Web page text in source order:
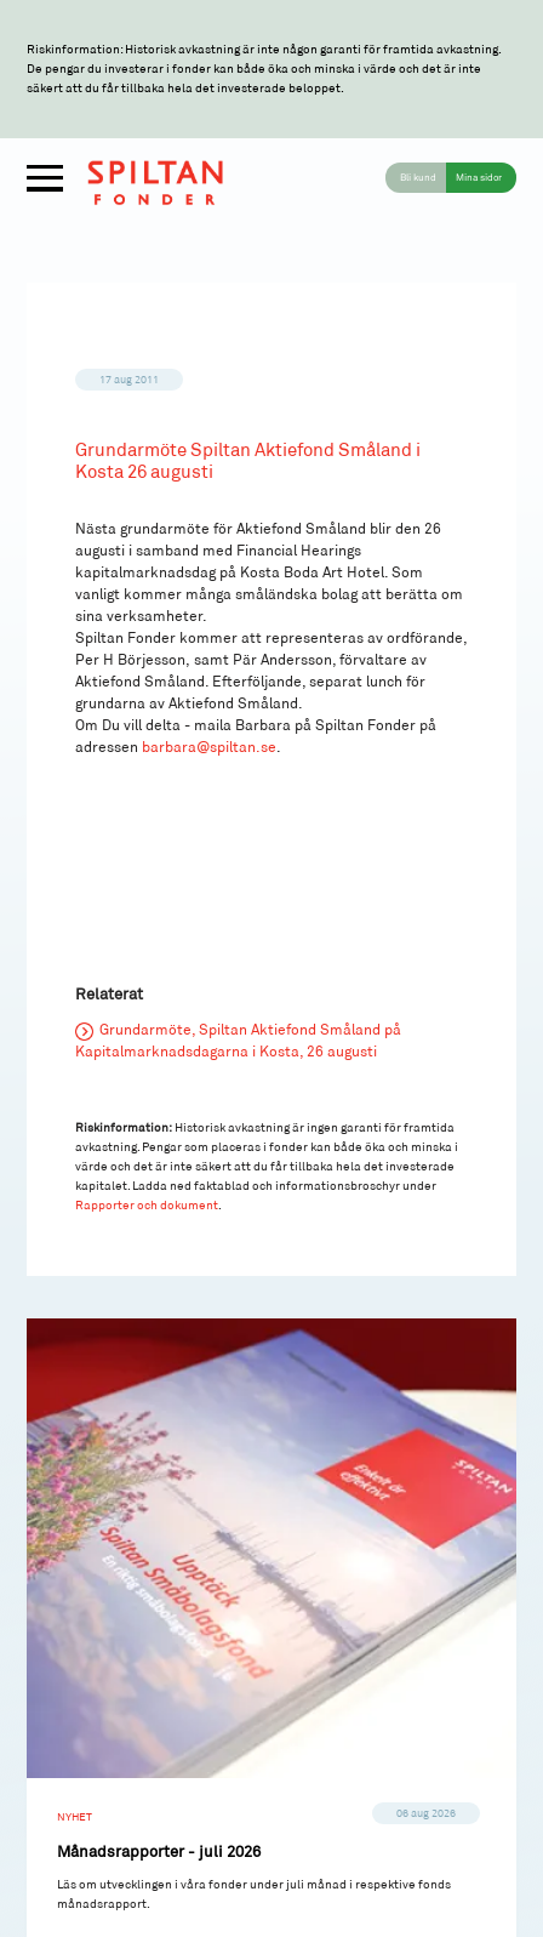
Riskinformation: Historisk avkastning är inte någon garanti för framtida avkastning.
De pengar du investerar i fonder kan både öka och minska i värde och det är inte
säkert att du får tillbaka hela det investerade beloppet.
Bli kund Mina sidor
17 aug 2011
Grundarmöte Spiltan Aktiefond Småland i
Kosta 26 augusti
Nästa grundarmöte för Aktiefond Småland blir den 26
augusti i samband med Financial Hearings
kapitalmarknadsdag på Kosta Boda Art Hotel. Som
vanligt kommer många småländska bolag att berätta om
sina verksamheter.
Spiltan Fonder kommer att representeras av ordförande,
Per H Börjesson, samt Pär Andersson, förvaltare av
Aktiefond Småland. Efterföljande, separat lunch för
grundarna av Aktiefond Småland.
Om Du vill delta - maila Barbara på Spiltan Fonder på
adressen barbara@spiltan.se
Relaterat
Grundarmöte, Spiltan Aktiefond Småland på
Kapitalmarknadsdagarna i Kosta, 26 augusti
Riskinformation: Historisk avkastning är ingen garanti för framtida
avkastning. Pengar som placeras i fonder kan både öka och minska i
värde och det är inte säkert att du får tillbaka hela det investerade
kapitalet. Ladda ned faktablad och informationsbroschyr under
Rapporter och dokument
NYHET 06 aug 2026
Månadsrapporter - juli 2026
Läs om utvecklingen i våra fonder under juli månad i respektive fonds
månadsrapport.